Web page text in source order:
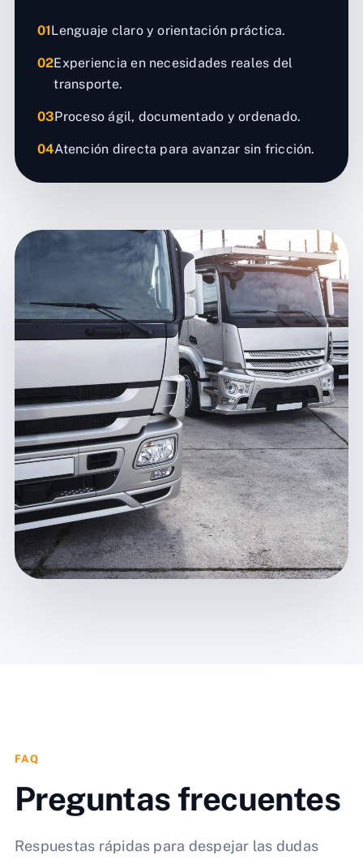
01Lenguaje claro y orientación práctica.
02Experiencia en necesidades reales del
transporte.
03Proceso ágil, documentado y ordenado.
04Atención directa para avanzar sin fricción.
FAQ
Preguntas frecuentes
Respuestas rápidas para despejar las dudas